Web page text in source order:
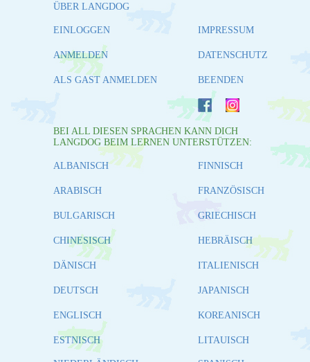
ÜBER LANGDOG
EINLOGGEN
ANMELDEN
ALS GAST ANMELDEN
IMPRESSUM
DATENSCHUTZ
BEENDEN
BEI ALL DIESEN SPRACHEN KANN DICH
LANGDOG BEIM LERNEN UNTERSTÜTZEN:
ALBANISCH
ARABISCH
BULGARISCH
CHINESISCH
DÄNISCH
DEUTSCH
ENGLISCH
ESTNISCH
FINNISCH
FRANZÖSISCH
GRIECHISCH
HEBRÄISCH
ITALIENISCH
JAPANISCH
KOREANISCH
LITAUISCH